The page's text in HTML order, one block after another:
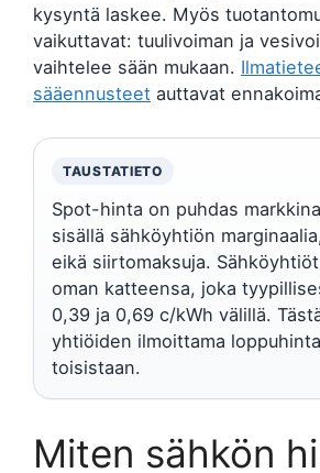
kysyntä laskee. Myös
vaikuttavat: tuulivoiman ja
vaihtelee sään mukaan.
sääennusteet auttavat
TAUSTATIETO
Spot-hinta on puhdas
sisällä sähköyhtiön
eikä siirtomaksuja.
oman katteensa, joka
0,39 ja 0,69 c/kWh välillä.
yhtiöiden ilmoittama
toisistaan.
Miten sähkön